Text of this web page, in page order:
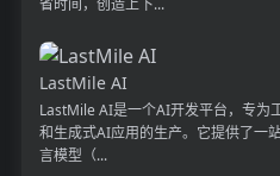
省时间，创造上下...
LastMile AI
LastMile AI是一个AI开发平台，专为
和生成式AI应用的生产。它提供了一
言模型（...